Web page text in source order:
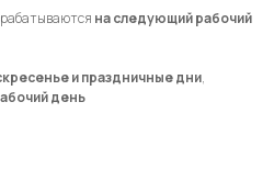
на следующий рабочий
и праздничные дни,
день